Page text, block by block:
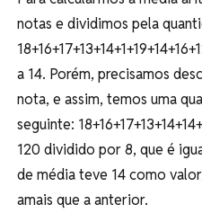
notas e dividimos pela
a 14. Porém, precisamos
nota, e assim, temos uma
seguinte:
120 dividido por 8, que é
de média teve 14 como
amais que a anterior.